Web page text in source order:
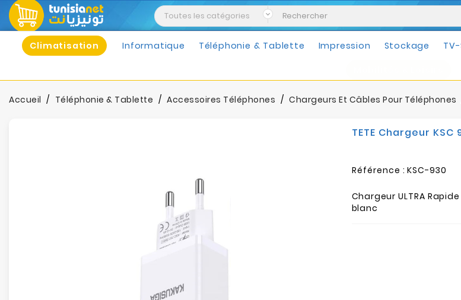
Climatisation Informatique Téléphonie & Tablette Impression Stockage
Accueil Téléphonie & Tablette Accessoires Téléphones Chargeurs Et Câbles Pour Téléphones
TETE Chargeur KSC
Référence : KSC-930
Chargeur ULTRA
blanc